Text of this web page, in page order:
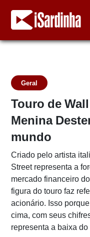
Geral
Touro de
Menina
mundo
Criado pelo artista
Street representa a
mercado financeiro
figura do touro faz
acionário. Isso
cima, com seus
representa a baixa